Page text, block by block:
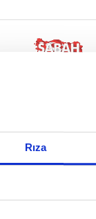
Rıza
Reddet